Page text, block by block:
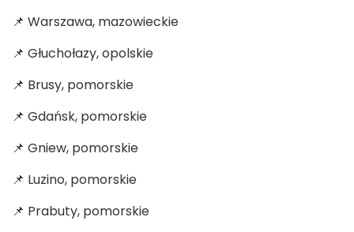
📌 Warszawa, mazowieckie
📌 Głuchołazy, opolskie
📌 Brusy, pomorskie
📌 Gdańsk, pomorskie
📌 Gniew, pomorskie
📌 Luzino, pomorskie
📌 Prabuty, pomorskie